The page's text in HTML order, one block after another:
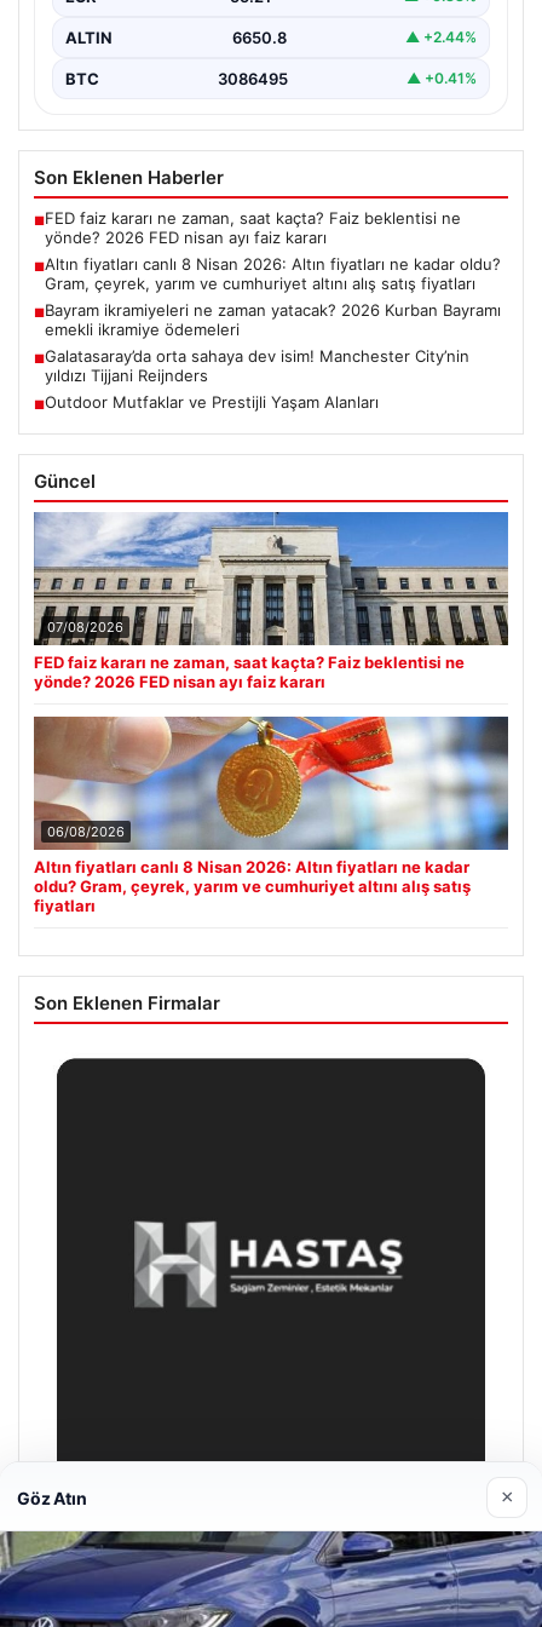
ALTIN 6650.8 ▲ +2.44%
BTC 3086495 ▲ +0.41%
Son Eklenen Haberler
■FED faiz kararı ne zaman, saat kaçta? Faiz beklentisi ne
yönde? 2026 FED nisan ayı faiz kararı
■Altın fiyatları canlı 8 Nisan 2026: Altın fiyatları ne kadar oldu?
Gram, çeyrek, yarım ve cumhuriyet altını alış satış fiyatları
■Bayram ikramiyeleri ne zaman yatacak? 2026 Kurban Bayramı
emekli ikramiye ödemeleri
■Galatasaray’da orta sahaya dev isim! Manchester City’nin
yıldızı Tijjani Reijnders
■Outdoor Mutfaklar ve Prestijli Yaşam Alanları
Güncel
07/08/2026
FED faiz kararı ne zaman, saat kaçta? Faiz beklentisi ne
yönde? 2026 FED nisan ayı faiz kararı
06/08/2026
Altın fiyatları canlı 8 Nisan 2026: Altın fiyatları ne kadar
oldu? Gram, çeyrek, yarım ve cumhuriyet altını alış satış
fiyatları
Son Eklenen Firmalar
Prenses Night Club
29/04/2026
Göz Atın ×